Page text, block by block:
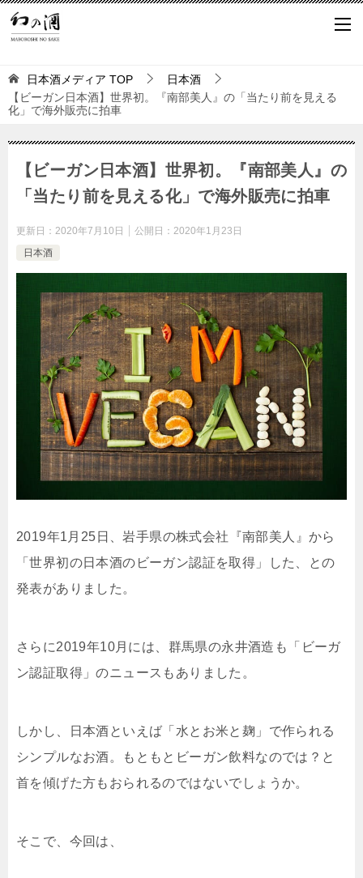
日本酒メディア TOP
日本酒
【ビーガン日本酒】世界初。『南部美人』の「当たり前を見える
化」で海外販売に拍車
【ビーガン日本酒】世界初。『南部美人』の
「当たり前を見える化」で海外販売に拍車
更新日： 2020年7月10日 公開日： 2020年1月23日
日本酒
2019年1月25日、岩手県の株式会社『南部美人』から
「世界初の日本酒のビーガン認証を取得」した、との
発表がありました。
さらに2019年10月には、群馬県の永井酒造も「ビーガ
ン認証取得」のニュースもありました。
しかし、日本酒といえば「水とお米と麹」で作られる
シンプルなお酒。もともとビーガン飲料なのでは？と
首を傾げた方もおられるのではないでしょうか。
そこで、今回は、